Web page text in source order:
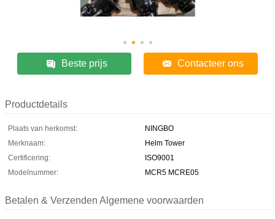
Beste prijs Contacteer ons
Productdetails
Plaats van herkomst:
NINGBO
Merknaam:
Helm Tower
Certificering:
ISO9001
Modelnummer:
MCR5 MCRE05
Betalen & Verzenden Algemene voorwaarden